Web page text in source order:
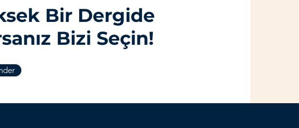
Bir Dergide
Bizi Seçin!